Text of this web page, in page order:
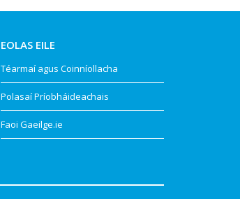
EOLAS EILE
Téarmaí agus Coinníollacha
Polasaí Príobháideachais
Faoi Gaeilge.ie